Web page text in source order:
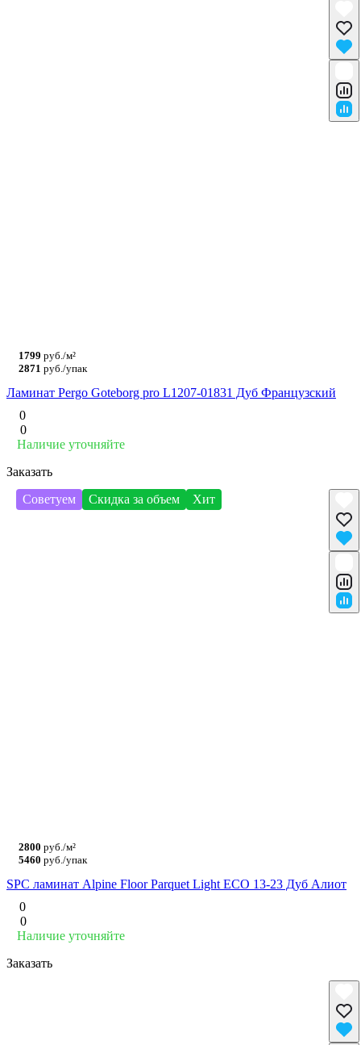
1799 руб./м²
2871 руб./упак
Ламинат Pergo Goteborg pro L1207-01831 Дуб Французский
0
0
Наличие уточняйте
Заказать
Советуем
Скидка за объем Хит
2800 руб./м²
5460 руб./упак
SPC ламинат Alpine Floor Parquet Light ЕСО 13-23 Дуб Алиот
0
0
Наличие уточняйте
Заказать